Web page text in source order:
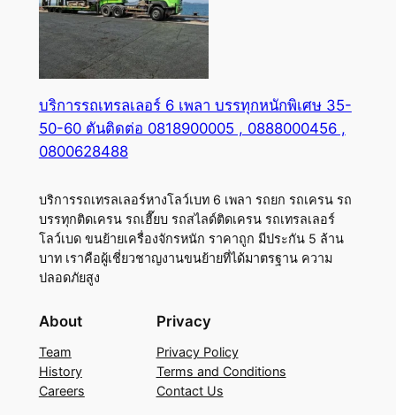
บริการรถเทรลเลอร์ 6 เพลา บรรทุกหนักพิเศษ 35-
50-60 ตันติดต่อ 0818900005 , 0888000456 ,
0800628488
บริการรถเทรลเลอร์หางโลว์เบท 6 เพลา รถยก รถเครน รถ
บรรทุกติดเครน รถเฮี๊ยบ รถสไลด์ติดเครน รถเทรลเลอร์
โลว์เบด ขนย้ายเครื่องจักรหนัก ราคาถูก มีประกัน 5 ล้าน
บาท เราคือผู้เชี่ยวชาญงานขนย้ายที่ได้มาตรฐาน ความ
ปลอดภัยสูง
About
Team
History
Careers
Privacy
Privacy Policy
Terms and Conditions
Contact Us